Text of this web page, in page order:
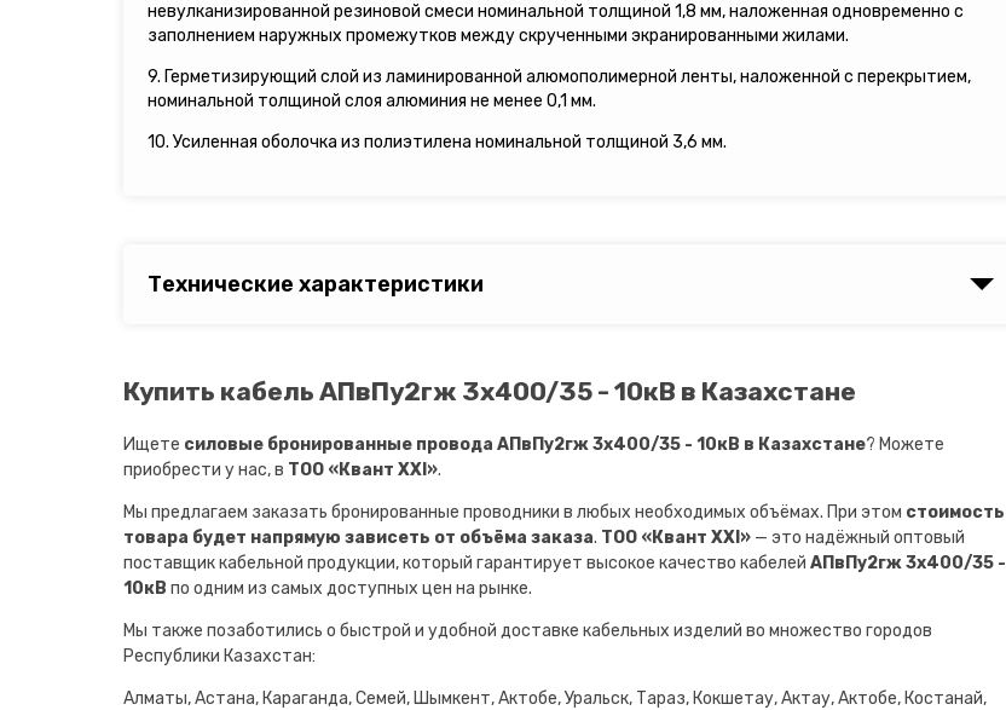
невулканизированной резиновой смеси номинальной толщиной 1,8 мм, наложенная одновременно с
заполнением наружных промежутков между скрученными экранированными жилами.
9. Герметизирующий слой из ламинированной алюмополимерной ленты, наложенной с перекрытием,
номинальной толщиной слоя алюминия не менее 0,1 мм.
10. Усиленная оболочка из полиэтилена номинальной толщиной 3,6 мм.
Технические характеристики
Купить кабель АПвПу2гж 3х400/35 - 10кВ в Казахстане
Ищете силовые бронированные провода АПвПу2гж 3х400/35 - 10кВ в Казахстане? Можете
приобрести у нас, в ТОО «Квант XXI».
Мы предлагаем заказать бронированные проводники в любых необходимых объёмах. При этом стоимость
товара будет напрямую зависеть от объёма заказа. ТОО «Квант XXI» — это надёжный оптовый
поставщик кабельной продукции, который гарантирует высокое качество кабелей АПвПу2гж 3х400/35 -
10кВ по одним из самых доступных цен на рынке.
Мы также позаботились о быстрой и удобной доставке кабельных изделий во множество городов
Республики Казахстан:
Алматы, Астана, Караганда, Семей, Шымкент, Актобе, Уральск, Тараз, Кокшетау, Актау, Актобе, Костанай,